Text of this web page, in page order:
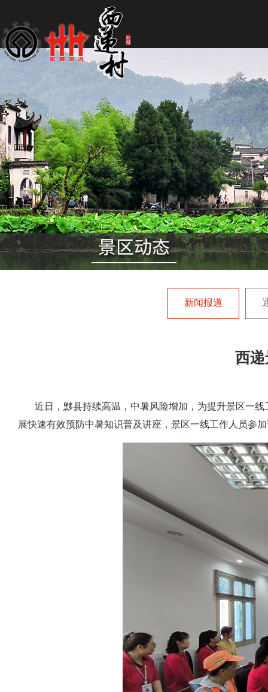
新闻报道
西
近日，黟县持续高温，中暑风险增加，为提升景区一线
展快速有效预防中暑知识普及讲座，景区一线工作人员参